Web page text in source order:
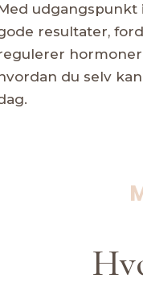
resultater,
du selv kan